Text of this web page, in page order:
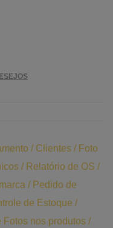
/ Clientes / Foto
/ Relatório de OS /
/ Pedido de
de Estoque /
Fotos nos produtos /